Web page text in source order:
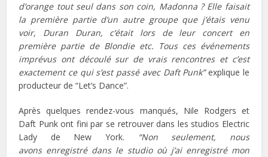
d’orange tout seul dans son coin, Madonna ? Elle faisait
la première partie d’un autre groupe que j’étais venu
voir, Duran Duran, c’était lors de leur concert en
première partie de Blondie etc. Tous ces événements
imprévus ont découlé sur de vrais rencontres et c’est
exactement ce qui s’est passé avec Daft Punk”explique le
producteur de “Let’s Dance”.
Après quelques rendez-vous manqués, Nile Rodgers et
Daft Punk ont fini par se retrouver dans les studios Electric
Lady de New York.
“Non seulement, nous
avons enregistré dans le studio où j’ai enregistré mon